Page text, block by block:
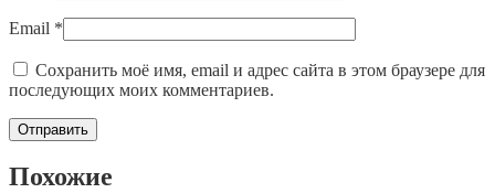
Email *
Сохранить моё имя, email и адрес сайта в этом браузере для
последующих моих комментариев.
Похожие